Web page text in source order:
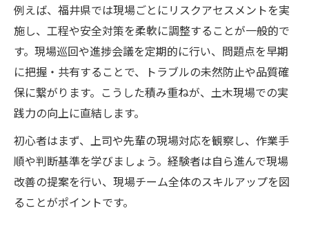
課題発見力を高める土木現場の工夫
土木現場で求められる課題解決力とは
理論と経験で築く土木マネジメント力
土木理論を現場経験に活かす方法
現場で役立つ土木マネジメントの基本
土木の現場経験が理論に与える影響
マネジメント力強化のための土木実践
福井県で鍛える土木プロ管理スキル
例えば、福井県では現場ごとにリスクアセスメントを実
施し、工程や安全対策を柔軟に調整することが一般的で
す。現場巡回や進捗会議を定期的に行い、問題点を早期
に把握・共有することで、トラブルの未然防止や品質確
保に繋がります。こうした積み重ねが、土木現場での実
践力の向上に直結します。
初心者はまず、上司や先輩の現場対応を観察し、作業手
順や判断基準を学びましょう。経験者は自ら進んで現場
改善の提案を行い、現場チーム全体のスキルアップを図
ることがポイントです。